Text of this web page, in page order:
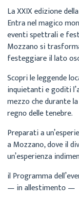
La XXIX edizione
Entra nel magico
eventi spettrali e
Mozzano si
festeggiare il lato
Scopri le leggende
inquietanti e goditi
mezzo che durante
regno delle tenebre.
Preparati a
a Mozzano, dove il
un’esperienza
il Programma
— in allestimento —